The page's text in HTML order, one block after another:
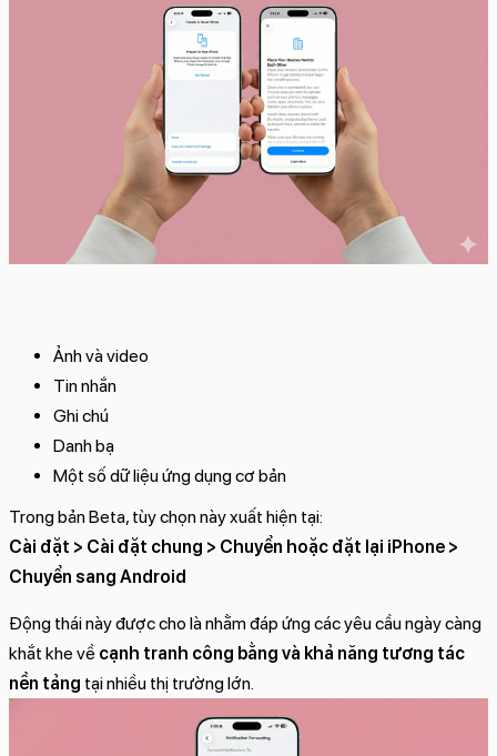
Ảnh và video
Tin nhắn
Ghi chú
Danh bạ
Một số dữ liệu ứng dụng cơ bản
Trong bản Beta, tùy chọn này xuất hiện tại:
Cài đặt > Cài đặt chung > Chuyển hoặc đặt lại iPhone >
Chuyển sang Android
Động thái này được cho là nhằm đáp ứng các yêu cầu ngày càng
khắt khe về cạnh tranh công bằng và khả năng tương tác
nền tảng tại nhiều thị trường lớn.